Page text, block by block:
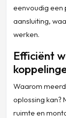
eenvoudig een
aansluiting,
werken.
Efficiënt
Waarom
oplossing kan?
ruimte en